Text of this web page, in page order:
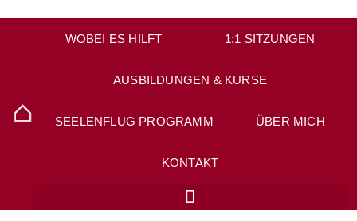
WOBEI ES HILFT 1:1 SITZUNGEN
AUSBILDUNGEN & KURSE
SEELENFLUG PROGRAMM ÜBER MICH
KONTAKT